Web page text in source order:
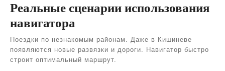
Реальные сценарии использования
навигатора
Поездки по незнакомым районам. Даже в Кишиневе
появляются новые развязки и дороги. Навигатор быстро
строит оптимальный маршрут.